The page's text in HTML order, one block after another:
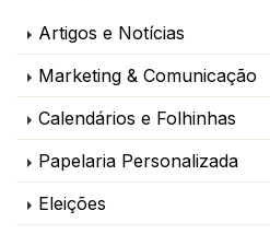
Artigos e Notícias
Marketing & Comunicação
Calendários e Folhinhas
Papelaria Personalizada
Eleições